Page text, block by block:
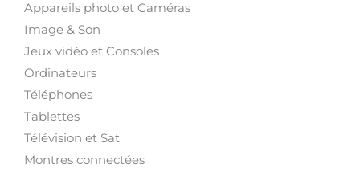
Appareils photo et Caméras
Image & Son
Jeux vidéo et Consoles
Ordinateurs
Téléphones
Tablettes
Télévision et Sat
Montres connectées